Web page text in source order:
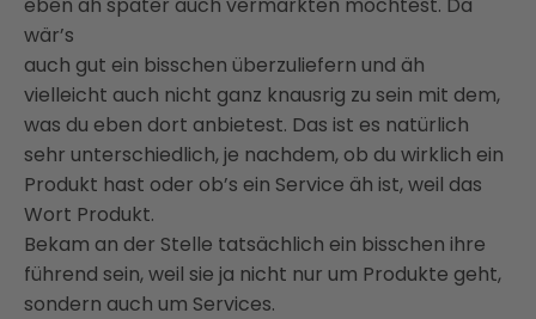
eben äh später auch vermarkten möchtest. Da
wär’s
auch gut ein bisschen überzuliefern und äh
vielleicht auch nicht ganz knausrig zu sein mit dem,
was du eben dort anbietest. Das ist es natürlich
sehr unterschiedlich, je nachdem, ob du wirklich ein
Produkt hast oder ob’s ein Service äh ist, weil das
Wort Produkt.
Bekam an der Stelle tatsächlich ein bisschen ihre
führend sein, weil sie ja nicht nur um Produkte geht,
sondern auch um Services.